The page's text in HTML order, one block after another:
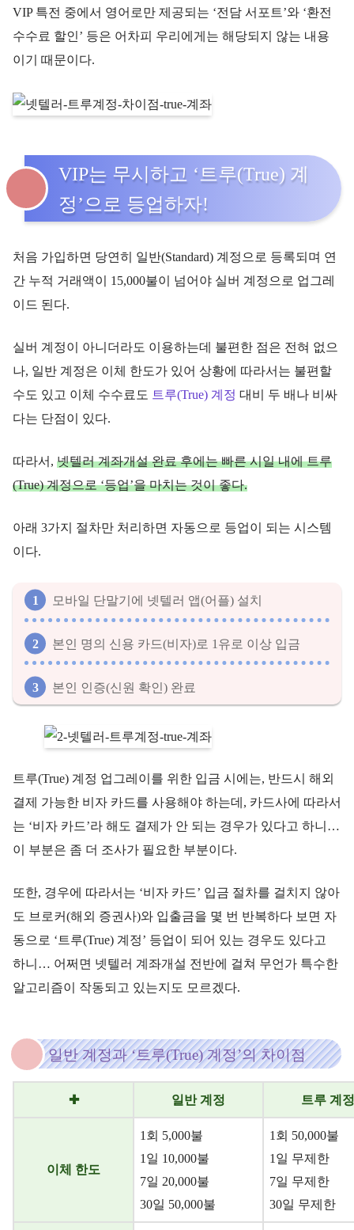
VIP 특전 중에서 영어로만 제공되는 ‘전담 서포트’와 ‘환전
수수료 할인’ 등은 어차피 우리에게는 해당되지 않는 내용
이기 때문이다.
VIP는 무시하고 ‘트루(True) 계
정’으로 등업하자!
처음 가입하면 당연히 일반(Standard) 계정으로 등록되며 연
간 누적 거래액이 15,000불이 넘어야 실버 계정으로 업그레
이드 된다.
실버 계정이 아니더라도 이용하는데 불편한 점은 전혀 없으
나, 일반 계정은 이체 한도가 있어 상황에 따라서는 불편할
수도 있고 이체 수수료도 트루(True) 계정 대비 두 배나 비싸
다는 단점이 있다.
따라서, 넷텔러 계좌개설 완료 후에는 빠른 시일 내에 트루
(True) 계정으로 ‘등업’을 마치는 것이 좋다.
아래 3가지 절차만 처리하면 자동으로 등업이 되는 시스템
이다.
모바일 단말기에 넷텔러 앱(어플) 설치
본인 명의 신용 카드(비자)로 1유로 이상 입금
본인 인증(신원 확인) 완료
트루(True) 계정 업그레이를 위한 입금 시에는, 반드시 해외
결제 가능한 비자 카드를 사용해야 하는데, 카드사에 따라서
는 ‘비자 카드’라 해도 결제가 안 되는 경우가 있다고 하니…
이 부분은 좀 더 조사가 필요한 부분이다.
또한, 경우에 따라서는 ‘비자 카드’ 입금 절차를 걸치지 않아
도 브로커(해외 증권사)와 입출금을 몇 번 반복하다 보면 자
동으로 ‘트루(True) 계정’ 등업이 되어 있는 경우도 있다고
하니… 어쩌면 넷텔러 계좌개설 전반에 걸쳐 무언가 특수한
알고리즘이 작동되고 있는지도 모르겠다.
일반 계정과 ‘트루(True) 계정’의 차이점
✚ 일반 계정 트루 계정
이체 한도
1회 5,000불
1일 10,000불
7일 20,000불
30일 50,000불
1회 50,000불
1일 무제한
7일 무제한
30일 무제한